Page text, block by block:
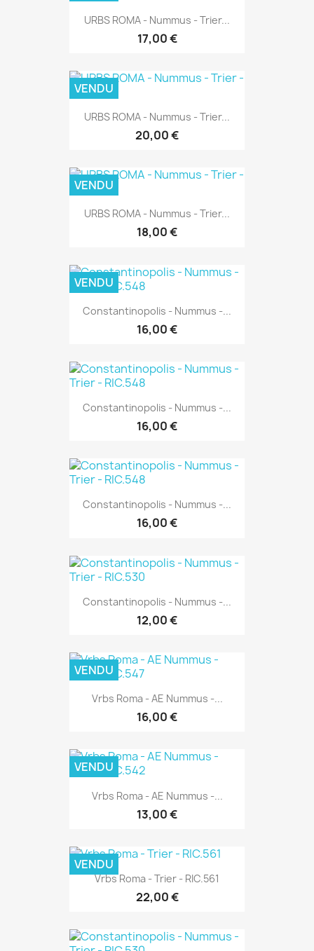
URBS ROMA - Nummus - Trier...
17,00 €
URBS ROMA - Nummus - Trier...
20,00 €
VENDU
URBS ROMA - Nummus - Trier...
18,00 €
VENDU
Constantinopolis - Nummus -...
16,00 €
VENDU
Constantinopolis - Nummus -...
16,00 €
Constantinopolis - Nummus -...
16,00 €
Constantinopolis - Nummus -...
12,00 €
Vrbs Roma - AE Nummus -...
16,00 €
VENDU
Vrbs Roma - AE Nummus -...
13,00 €
VENDU
Vrbs Roma - Trier - RIC.561
22,00 €
VENDU